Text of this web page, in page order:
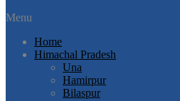
Menu
Home
Himachal Pradesh
Una
Hamirpur
Bilaspur